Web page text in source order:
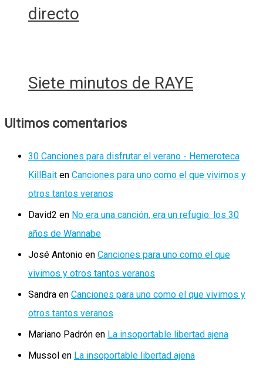
directo
Siete minutos de RAYE
Ultimos comentarios
30 Canciones para disfrutar el verano - Hemeroteca
KillBait en Canciones para uno como el que vivimos y
otros tantos veranos
David2 en No era una canción, era un refugio: los 30
años de Wannabe
José Antonio en Canciones para uno como el que
vivimos y otros tantos veranos
Sandra en Canciones para uno como el que vivimos y
otros tantos veranos
Mariano Padrón en La insoportable libertad ajena
Mussol en La insoportable libertad ajena